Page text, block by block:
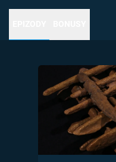
Časopis
Sledujte prima+
Přihlášení